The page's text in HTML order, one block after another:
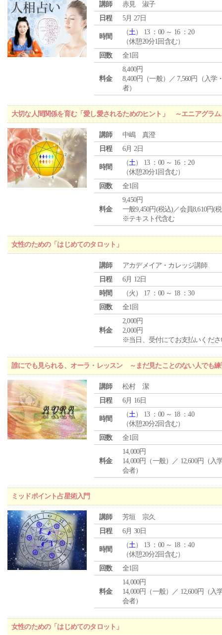
講師
赤見 淑子
日程
5月 27日
時間
（土） 13 ：00 ～ 16 ：20
（休憩20分1回含む）
回数
全1回
料金
8,400円
8,400円（一般）／ 7,560円（入学
者）
大切な人間関係を育む「愛し愛されるためのヒント」 ～エニアグラ
講師
中嶋 真澄
日程
6月 2日
時間
（土） 13 ：00 ～ 16 ：20
（休憩20分1回含む）
回数
全1回
料金
9,450円
一般9,450円(税込)／会員8,610円(
※テキスト代含む
女性のための「はじめてのタロット」
講師
アカデメイア・カレッジ講師
日程
6月 12日
時間
（火 ） 17 ：00 ～ 18 ：30
回数
全1回
料金
2,000円
2,000円
※当日、受付にてお支払いくださ
誰にでも見られる、オーラ・レッスン ～まだ見たことのない人でも
講師
松村 潔
日程
6月 16日
時間
（土） 13 ：00 ～ 18 ：40
（休憩20分2回含む）
回数
全1回
料金
14,000円
14,000円（一般）／ 12,600円（入
会者）
ミッドポイント占星術入門
講師
芳垣 宗久
日程
6月 30日
時間
（土） 13 ：00 ～ 18 ：40
（休憩20分2回含む）
回数
全1回
料金
14,000円
14,000円（一般）／ 12,600円（入
会者）
女性のための「はじめてのタロット」